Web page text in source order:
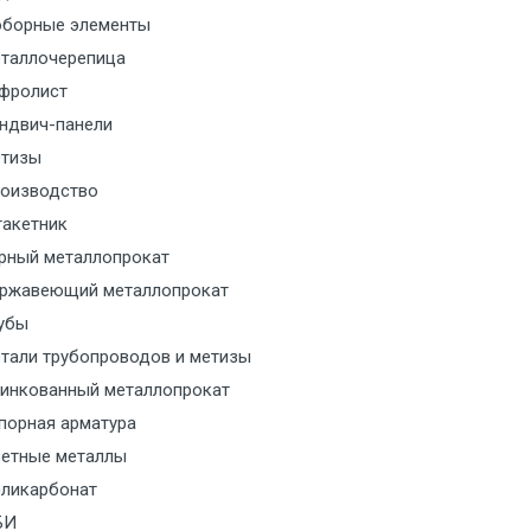
за МКАД
за МКАД
за МКАД
с транспортным
с транспортным
с транспортным
элементы
панели
металлопрокат
металлопрокат
трубопроводов и метизы
металлопрокат
арматура
металлы